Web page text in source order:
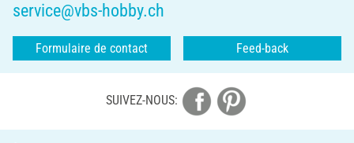
service@vbs-hobby.ch
Formulaire de contact Feed-back
SUIVEZ-NOUS: